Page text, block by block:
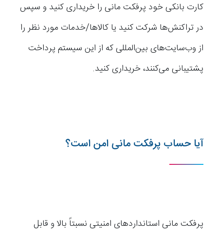
کارت بانکی خود پرفکت مانی را خریداری کنید و سپس
در تراکنش‌ها شرکت کنید یا کالاها/خدمات مورد نظر را
از وب‌سایت‌های بین‌المللی که از این سیستم پرداخت
پشتیبانی می‌کنند، خریداری کنید.
آیا حساب پرفکت مانی امن است؟
پرفکت مانی استانداردهای امنیتی نسبتاً بالا و قابل